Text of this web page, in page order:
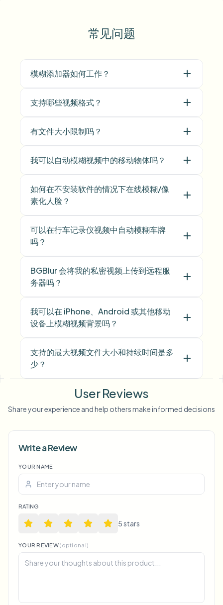
常见问题
模糊添加器如何工作？
支持哪些视频格式？
有文件大小限制吗？
我可以自动模糊视频中的移动物体吗？
如何在不安装软件的情况下在线模糊/像
素化人脸？
可以在行车记录仪视频中自动模糊车牌
吗？
BGBlur 会将我的私密视频上传到远程服
务器吗？
我可以在 iPhone、Android 或其他移动
设备上模糊视频背景吗？
支持的最大视频文件大小和持续时间是多
少？
User Reviews
Share your experience and help others make informed decisions
Write a Review
YOUR NAME
RATING
5stars
YOUR REVIEW(optional)